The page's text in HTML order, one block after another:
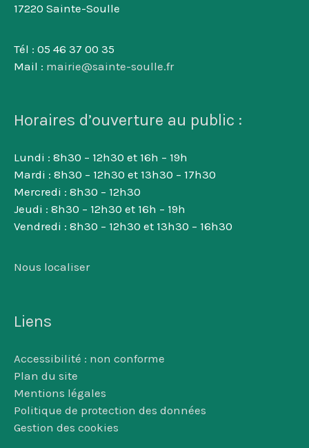
17220 Sainte-Soulle
Tél : 05 46 37 00 35
Mail : mairie@sainte-soulle.fr
Horaires d’ouverture au public :
Lundi : 8h30 – 12h30 et 16h – 19h
Mardi : 8h30 – 12h30 et 13h30 – 17h30
Mercredi : 8h30 – 12h30
Jeudi : 8h30 – 12h30 et 16h – 19h
Vendredi : 8h30 – 12h30 et 13h30 – 16h30
Nous localiser
Liens
Accessibilité : non conforme
Plan du site
Mentions légales
Politique de protection des données
Gestion des cookies